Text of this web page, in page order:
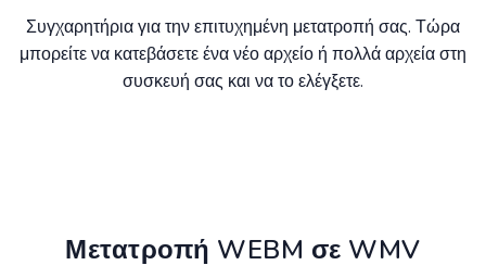
Συγχαρητήρια για την επιτυχημένη μετατροπή σας. Τώρα
μπορείτε να κατεβάσετε ένα νέο αρχείο ή πολλά αρχεία στη
συσκευή σας και να το ελέγξετε.
Μετατροπή WEBM σε WMV